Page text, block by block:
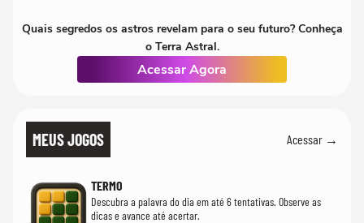
Quais segredos os astros revelam para o seu futuro? Conheça
o Terra Astral.
Acessar Agora
MEUS JOGOS Acessar →
TERMO
Descubra a palavra do dia em até 6 tentativas. Observe as
dicas e avance até acertar.